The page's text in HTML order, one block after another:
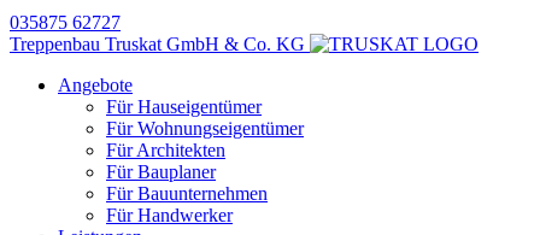
035875 62727
Treppenbau Truskat GmbH & Co. KG
Angebote
Für Hauseigentümer
Für Wohnungseigentümer
Für Architekten
Für Bauplaner
Für Bauunternehmen
Für Handwerker